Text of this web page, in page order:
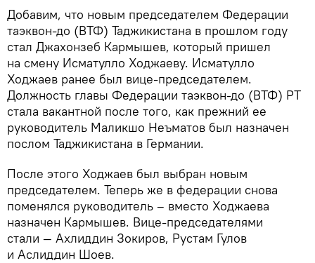
Добавим, что новым председателем Федерации
таэквон-до (ВТФ) Таджикистана в прошлом году
стал Джахонзеб Кармышев, который пришел
на смену Исматулло Ходжаеву. Исматулло
Ходжаев ранее был вице-председателем.
Должность главы Федерации таэквон-до (ВТФ) РТ
стала вакантной после того, как прежний ее
руководитель Маликшо Неъматов был назначен
послом Таджикистана в Германии.
После этого Ходжаев был выбран новым
председателем. Теперь же в федерации снова
поменялся руководитель – вместо Ходжаева
назначен Кармышев. Вице-председателями
стали — Ахлиддин Зокиров, Рустам Гулов
и Аслиддин Шоев.